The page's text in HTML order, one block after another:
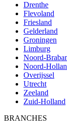
Drenthe
Flevoland
Friesland
Gelderland
Groningen
Limburg
Noord-
Noord-
Overijssel
Utrecht
Zeeland
Zuid-Holland
BRANCHES